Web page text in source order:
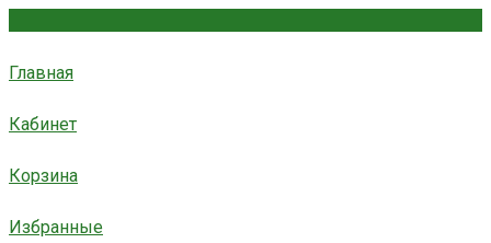
Главная
Кабинет
Корзина
Избранные